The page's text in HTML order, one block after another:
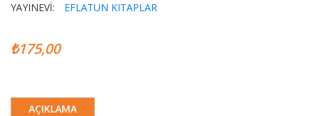
YAYINEVİ:
EFLATUN KITAPLAR
₺175,00
AÇIKLAMA